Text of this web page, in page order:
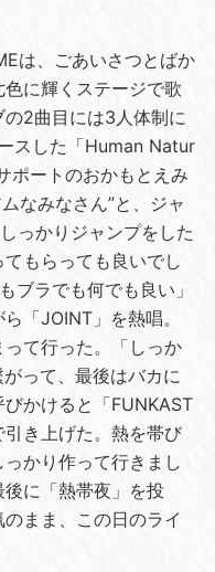
は、ごあいさつとばか
に輝くステージで歌
2曲目には3人体制に
スした「Human Natur
ポートのおかもとえみ
なみなさん”と、ジャ
っかりジャンプをした
もらっても良いでし
ブラでも何でも良い」
「JOINT」を熱唱。
て行った。「しっか
って、最後はバカに
かけると「FUNKAST
き上げた。熱を帯び
かり作って行きまし
に「熱帯夜」を投
まま、この日のライ